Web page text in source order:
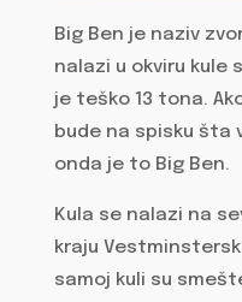
Big Ben je naziv
nalazi u okviru kule
je teško 13 tona.
bude na spisku šta
onda je to Big Ben.
Kula se nalazi na
kraju
samoj kuli su